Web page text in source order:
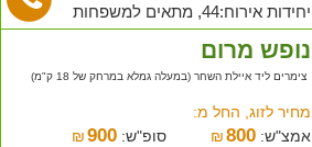
יחידות אירוח:44, מתאים למשפחות
נופש מרום
צימרים ליד איילת השחר (במעלה גמלא במרחק של 18 ק"מ)
מחיר לזוג, החל מ:
אמצ"ש:
₪800 סופ"ש: ₪ 900